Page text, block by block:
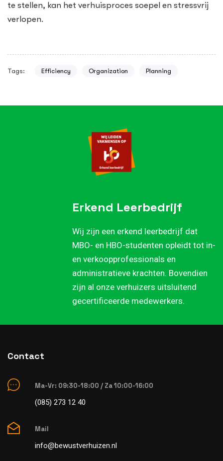
te stellen, kan het verhuisproces soepel en stressvrij
verlopen.
Tags: Efficiency Organization Planning
Erkend Leerbedrijf
Wij zijn een erkend leerbedrijf dat
MBO- en HBO-studenten opleidt tot in-
en verkoopprofessionals en
administratieve krachten. Bovendien
zijn al onze verhuizers uitsluitend
gecertificeerde medewerkers.
Contact
Ma-Vr: 09:30-18:00 / Za 10:00-16:00
(085) 273 12 40
Mail
info@bewustverhuizen.nl